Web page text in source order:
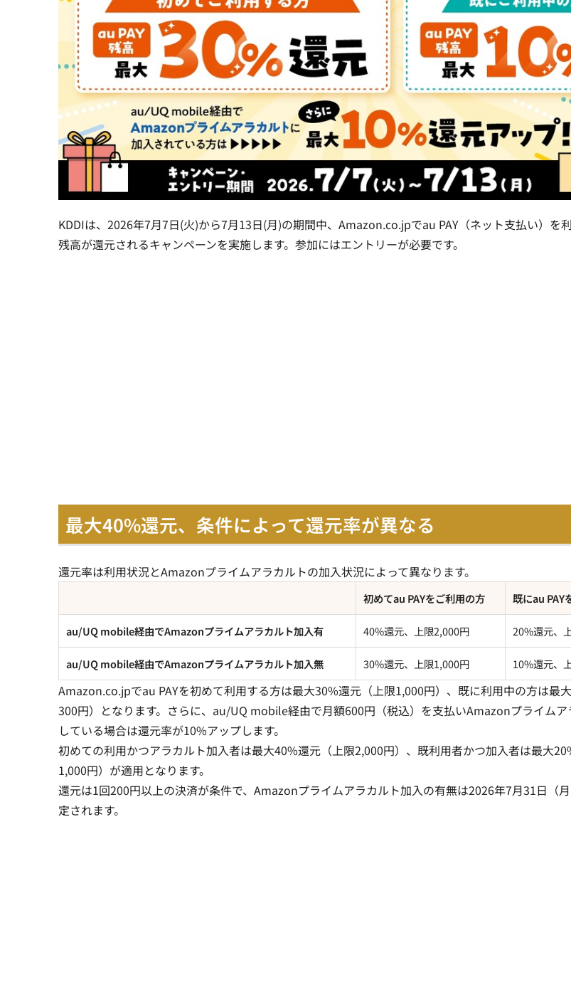
KDDIは、2026年7月7日(火)から7月13日(月)の期間中、Amazon.co.jpでau PAY（ネット支払い）を
残高が還元されるキャンペーンを実施します。参加にはエントリーが必要です。
最大40%還元、条件によって還元率が異なる
還元率は利用状況とAmazonプライムアラカルトの加入状況によって異なります。
初めてau PAYをご利用の方 既にau PAY
au/UQ mobile経由でAmazonプライムアラカルト加入有 40%還元、上限2,000円 20%還元、
au/UQ mobile経由でAmazonプライムアラカルト加入無 30%還元、上限1,000円 10%還元、
Amazon.co.jpでau PAYを初めて利用する方は最大30%還元（上限1,000円）、既に利用中の方は最
300円）となります。さらに、au/UQ mobile経由で月額600円（税込）を支払いAmazonプライムア
している場合は還元率が10%アップします。
初めての利用かつアラカルト加入者は最大40%還元（上限2,000円）、既利用者かつ加入者は最大
1,000円）が適用となります。
還元は1回200円以上の決済が条件で、Amazonプライムアラカルト加入の有無は2026年7月31日（
定されます。